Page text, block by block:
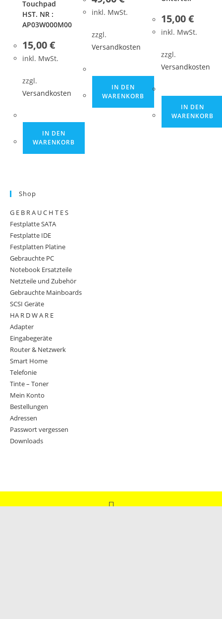
Touchpad
HST. NR :
AP03W000M00
15,00€
inkl. MwSt.
zzgl.
Versandkosten
IN DEN
WARENKORB
inkl. MwSt.
zzgl.
Versandkosten
IN DEN
WARENKORB
15,00€
inkl. MwSt.
zzgl.
Versandkosten
IN DEN
WARENKORB
Shop
G E B R A U C H T E S
Festplatte SATA
Festplatte IDE
Festplatten Platine
Gebrauchte PC
Notebook Ersatzteile
Netzteile und Zubehör
Gebrauchte Mainboards
SCSI Geräte
HA R D W A R E
Adapter
Eingabegeräte
Router & Netzwerk
Smart Home
Telefonie
Tinte – Toner
Mein Konto
Bestellungen
Adressen
Passwort vergessen
Downloads